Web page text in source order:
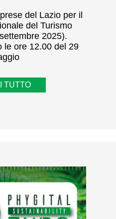
del Lazio per il
del Turismo
2025).
le ore 12.00 del 29
TUTTO